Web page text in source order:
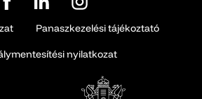
Panaszkezelési tájékoztató
nyilatkozat